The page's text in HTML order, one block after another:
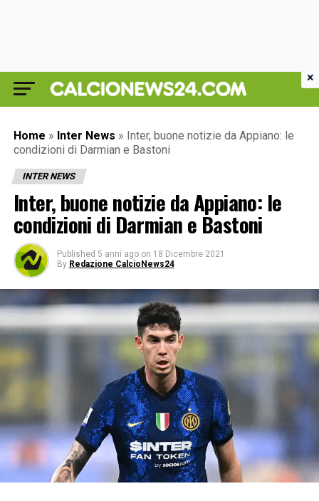
Home » Inter News » Inter, buone notizie da Appiano: le
condizioni di Darmian e Bastoni
INTER NEWS
Inter, buone notizie da Appiano: le
condizioni di Darmian e Bastoni
Published 5 anni ago on 18 Dicembre 2021
By Redazione CalcioNews24
×